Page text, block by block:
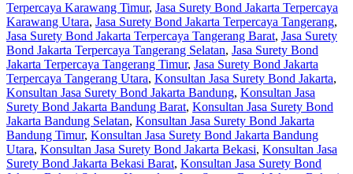
Terpercaya Karawang Timur, Jasa Surety Bond Jakarta Terpercaya
Karawang Utara, Jasa Surety Bond Jakarta Terpercaya Tangerang,
Jasa Surety Bond Jakarta Terpercaya Tangerang Barat, Jasa Surety
Bond Jakarta Terpercaya Tangerang Selatan, Jasa Surety Bond
Jakarta Terpercaya Tangerang Timur, Jasa Surety Bond Jakarta
Terpercaya Tangerang Utara, Konsultan Jasa Surety Bond Jakarta,
Konsultan Jasa Surety Bond Jakarta Bandung, Konsultan Jasa
Surety Bond Jakarta Bandung Barat, Konsultan Jasa Surety Bond
Jakarta Bandung Selatan, Konsultan Jasa Surety Bond Jakarta
Bandung Timur, Konsultan Jasa Surety Bond Jakarta Bandung
Utara, Konsultan Jasa Surety Bond Jakarta Bekasi, Konsultan Jasa
Surety Bond Jakarta Bekasi Barat, Konsultan Jasa Surety Bond